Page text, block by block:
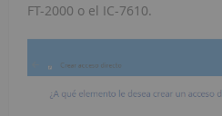
FT-2000 o el IC-7610.